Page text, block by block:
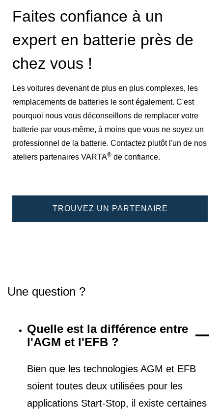
Faites confiance à un
expert en batterie près de
chez vous !
Les voitures devenant de plus en plus complexes, les
remplacements de batteries le sont également. C'est
pourquoi nous vous déconseillons de remplacer votre
batterie par vous-même, à moins que vous ne soyez un
professionnel de la batterie. Contactez plutôt l'un de nos
ateliers partenaires VARTA® de confiance.
TROUVEZ UN PARTENAIRE
Une question ?
Quelle est la différence entre
l'AGM et l'EFB ?
Bien que les technologies AGM et EFB
soient toutes deux utilisées pour les
applications Start-Stop, il existe certaines